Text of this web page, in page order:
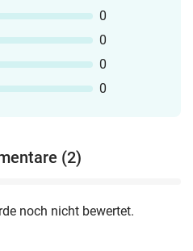
0
0
0
0
(2)
noch nicht bewertet.